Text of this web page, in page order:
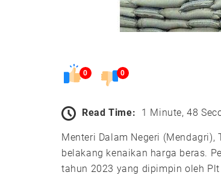
0 0
Read Time: 1 Minute, 48
Menteri Dalam Negeri
belakang kenaikan harga beras.
tahun 2023 yang dipimpin oleh